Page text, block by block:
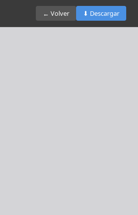
← Volver ⬇ Descargar